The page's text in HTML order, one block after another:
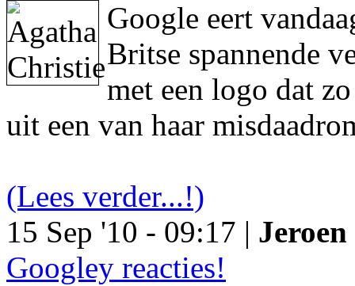
Google eert
Britse spannende
met een logo dat
uit een van haar
(Lees verder...!)
15 Sep '10 - 09:17 |
Googley reacties!